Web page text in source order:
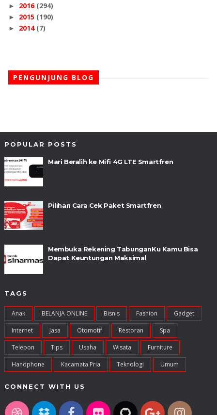
► 2016 (294)
► 2015 (190)
► 2014 (7)
PENGUNJUNG BLOG
POPULAR POSTS
Mari Beralih ke Mifi 4G LTE Smartfren
Pilihan Cara Cek Paket Smartfren
Membuka Rekening TabunganKu Kamu Bisa
Dapat Keuntungan Maksimal
TAGS
Anak BELANJA ONLINE Bisnis Fashion Gadget
Internet Jasa Otomotif Restoran Spa
Telepon Tips Usaha Wisata Furniture
Handphone Kacamata Pria Teknologi Umum
CONNECT WITH US